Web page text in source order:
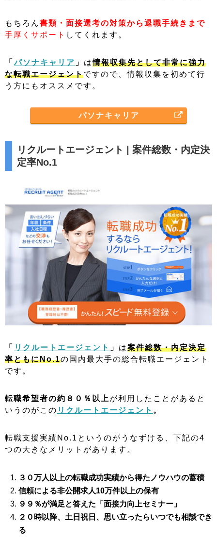
もちろん書類・面接選考の対策から退職手続きまで
手厚くサポート してくれます。
「 パソナキャリア 」 は情報収集先として非常に強力
な転職エージェントですので、情報収集を初めて行
う方にもオススメです。
パソナキャリア
リクルートエージェント | 案件総数・内定決
定率No.1
「 リクルートエージェント 」 は案件総数・内定決定
率ともにNo.1の国内最大手の総合転職エージェント
です。
転職希望者の約８０％以上 が利用したことがあると
いうのがこの リクルートエージェント 。
転職支援実績No.1というのがうなずける、下記の4
つの大きなメリットがあります。
３０万人以上の転職成功実績から得たノウハウの蓄積
信頼による非公開求人10万件以上の保有
９９％が満足と答えた「面接力向上セミナー」
２０時以降、土日祝日、思い立ったらいつでも相談でき
る